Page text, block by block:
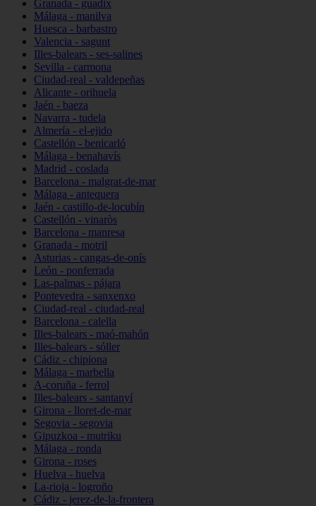
Granada - guadix
Málaga - manilva
Huesca - barbastro
Valencia - sagunt
Illes-balears - ses-salines
Sevilla - carmona
Ciudad-real - valdepeñas
Alicante - orihuela
Jaén - baeza
Navarra - tudela
Almería - el-ejido
Castellón - benicarló
Málaga - benahavís
Madrid - coslada
Barcelona - malgrat-de-mar
Málaga - antequera
Jaén - castillo-de-locubín
Castellón - vinaròs
Barcelona - manresa
Granada - motril
Asturias - cangas-de-onís
León - ponferrada
Las-palmas - pájara
Pontevedra - sanxenxo
Ciudad-real - ciudad-real
Barcelona - calella
Illes-balears - maó-mahón
Illes-balears - sóller
Cádiz - chipiona
Málaga - marbella
A-coruña - ferrol
Illes-balears - santanyí
Girona - lloret-de-mar
Segovia - segovia
Gipuzkoa - mutriku
Málaga - ronda
Girona - roses
Huelva - huelva
La-rioja - logroño
Cádiz - jerez-de-la-frontera